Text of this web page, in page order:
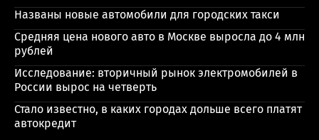
Названы новые автомобили для городских такси
Средняя цена нового авто в Москве выросла до 4 млн
рублей
Исследование: вторичный рынок электромобилей в
России вырос на четверть
Стало известно, в каких городах дольше всего платят
автокредит